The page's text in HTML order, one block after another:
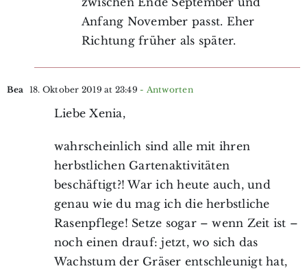
Anfang November passt. Eher
Richtung früher als später.
Bea 18. Oktober 2019 at 23:49 - Antworten
Liebe Xenia,
wahrscheinlich sind alle mit ihren
herbstlichen Gartenaktivitäten
beschäftigt?! War ich heute auch, und
genau wie du mag ich die herbstliche
Rasenpflege! Setze sogar – wenn Zeit ist –
noch einen drauf: jetzt, wo sich das
Wachstum der Gräser entschleunigt hat,